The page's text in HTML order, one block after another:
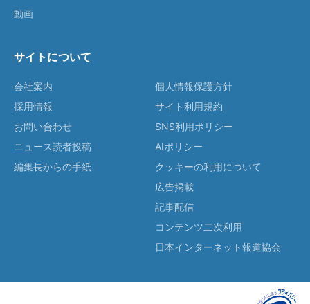
動画
サイトについて
会社案内
採用情報
お問い合わせ
ニュース読者投稿
編集長からの手紙
個人情報保護方針
サイト利用規約
SNS利用ポリシー
AIポリシー
クッキーの利用について
広告掲載
記事配信
コンテンツ二次利用
日本インターネット報道協会